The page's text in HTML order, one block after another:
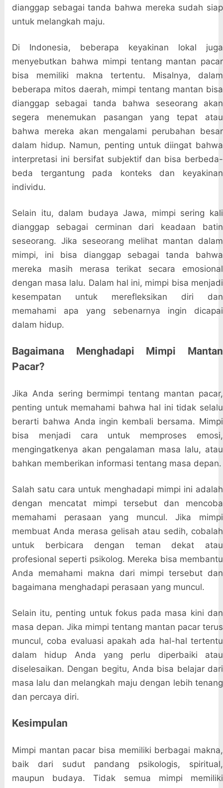
dianggap sebagai tanda bahwa mereka sudah siap
untuk melangkah maju.
Di Indonesia, beberapa keyakinan lokal juga
menyebutkan bahwa mimpi tentang mantan pacar
bisa memiliki makna tertentu. Misalnya, dalam
beberapa mitos daerah, mimpi tentang mantan bisa
dianggap sebagai tanda bahwa seseorang akan
segera menemukan pasangan yang tepat atau
bahwa mereka akan mengalami perubahan besar
dalam hidup. Namun, penting untuk diingat bahwa
interpretasi ini bersifat subjektif dan bisa berbeda-
beda tergantung pada konteks dan keyakinan
individu.
Selain itu, dalam budaya Jawa, mimpi sering kali
dianggap sebagai cerminan dari keadaan batin
seseorang. Jika seseorang melihat mantan dalam
mimpi, ini bisa dianggap sebagai tanda bahwa
mereka masih merasa terikat secara emosional
dengan masa lalu. Dalam hal ini, mimpi bisa menjadi
kesempatan untuk merefleksikan diri dan
memahami apa yang sebenarnya ingin dicapai
dalam hidup.
Bagaimana Menghadapi Mimpi Mantan
Pacar?
Jika Anda sering bermimpi tentang mantan pacar,
penting untuk memahami bahwa hal ini tidak selalu
berarti bahwa Anda ingin kembali bersama. Mimpi
bisa menjadi cara untuk memproses emosi,
mengingatkenya akan pengalaman masa lalu, atau
bahkan memberikan informasi tentang masa depan.
Salah satu cara untuk menghadapi mimpi ini adalah
dengan mencatat mimpi tersebut dan mencoba
memahami perasaan yang muncul. Jika mimpi
membuat Anda merasa gelisah atau sedih, cobalah
untuk berbicara dengan teman dekat atau
profesional seperti psikolog. Mereka bisa membantu
Anda memahami makna dari mimpi tersebut dan
bagaimana menghadapi perasaan yang muncul.
Selain itu, penting untuk fokus pada masa kini dan
masa depan. Jika mimpi tentang mantan pacar terus
muncul, coba evaluasi apakah ada hal-hal tertentu
dalam hidup Anda yang perlu diperbaiki atau
diselesaikan. Dengan begitu, Anda bisa belajar dari
masa lalu dan melangkah maju dengan lebih tenang
dan percaya diri.
Kesimpulan
Mimpi mantan pacar bisa memiliki berbagai makna,
baik dari sudut pandang psikologis, spiritual,
maupun budaya. Tidak semua mimpi memiliki